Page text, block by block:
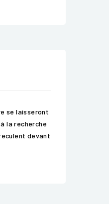
se laisseront
la recherche
devant